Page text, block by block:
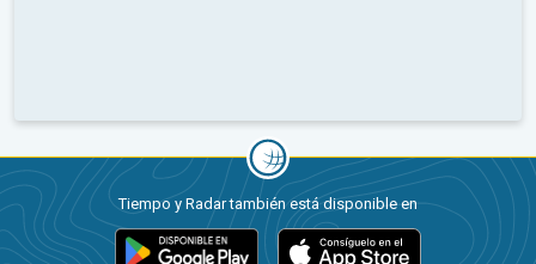
Tiempo y Radar también está disponible en